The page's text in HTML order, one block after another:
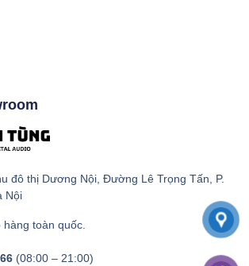
đô thị Dương Nội, Đường Lê Trọng Tấn, P.
Nội
toàn quốc.
(08:00 – 21:00)